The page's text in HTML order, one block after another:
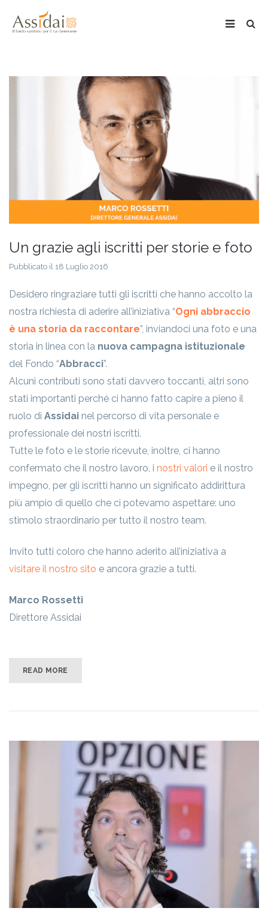
Un grazie agli iscritti per storie e foto
Pubblicato il 18 Luglio 2016
Desidero ringraziare tutti gli iscritti che hanno accolto la
nostra richiesta di aderire all’iniziativa “Ogni abbraccio
è una storia da raccontare”, inviandoci una foto e una
storia in linea con la nuova campagna istituzionale
del Fondo “Abbracci”.
Alcuni contributi sono stati davvero toccanti, altri sono
stati importanti perché ci hanno fatto capire a pieno il
ruolo di Assidai nel percorso di vita personale e
professionale dei nostri iscritti.
Tutte le foto e le storie ricevute, inoltre, ci hanno
confermato che il nostro lavoro, i nostri valori e il nostro
impegno, per gli iscritti hanno un significato addirittura
più ampio di quello che ci potevamo aspettare: uno
stimolo straordinario per tutto il nostro team.
Invito tutti coloro che hanno aderito all’iniziativa a
visitare il nostro sito e ancora grazie a tutti.
Marco Rossetti
Direttore Assidai
READ MORE